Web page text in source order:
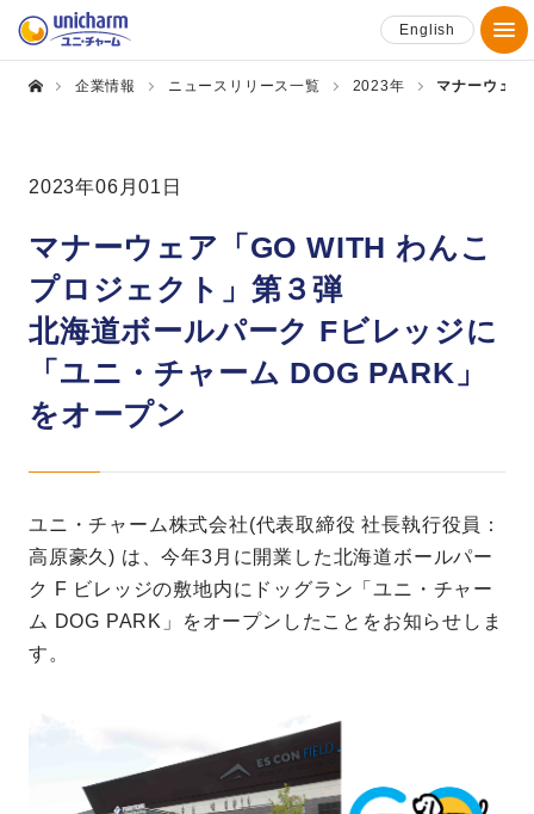
English
企業情報 ニュースリリース一覧 2023年 マナーウェア
2023年06月01日
マナーウェア「GO WITH わんこ
プロジェクト」第３弾
北海道ボールパーク Fビレッジに
「ユニ・チャーム DOG PARK」
をオープン
ユニ・チャーム株式会社(代表取締役 社長執行役員：
高原豪久) は、今年3月に開業した北海道ボールパー
ク F ビレッジの敷地内にドッグラン「ユニ・チャー
ム DOG PARK」をオープンしたことをお知らせしま
す。